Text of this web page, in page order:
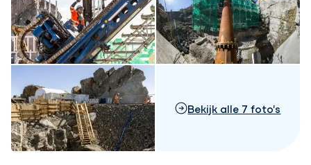
Bekijk alle 7 foto's